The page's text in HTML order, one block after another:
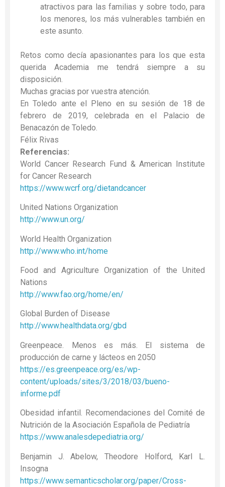
atractivos para las familias y sobre todo, para
los menores, los más vulnerables también en
este asunto.
Retos como decía apasionantes para los que esta
querida Academia me tendrá siempre a su
disposición.
Muchas gracias por vuestra atención.
En Toledo ante el Pleno en su sesión de 18 de
febrero de 2019, celebrada en el Palacio de
Benacazón de Toledo.
Félix Rivas
Referencias:
World Cancer Research Fund & American Institute
for Cancer Research
https://www.wcrf.org/dietandcancer
United Nations Organization
http://www.un.org/
World Health Organization
http://www.who.int/home
Food and Agriculture Organization of the United
Nations
http://www.fao.org/home/en/
Global Burden of Disease
http://www.healthdata.org/gbd
Greenpeace. Menos es más. El sistema de
producción de carne y lácteos en 2050
https://es.greenpeace.org/es/wp-
content/uploads/sites/3/2018/03/bueno-
informe.pdf
Obesidad infantil. Recomendaciones del Comité de
Nutrición de la Asociación Española de Pediatría
https://www.analesdepediatria.org/
Benjamin J. Abelow, Theodore Holford, Karl L.
Insogna
https://www.semanticscholar.org/paper/Cross-